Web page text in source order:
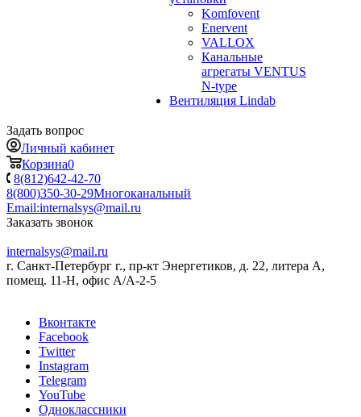
Komfovent
Enervent
VALLOX
Канальные
агрегаты VENTUS
N-type
Вентиляция Lindab
Задать вопрос
Личный кабинет
Корзина0
8(812)642-42-70
8(800)350-30-29Многоканальный
Email:internalsys@mail.ru
Заказать звонок
internalsys@mail.ru
г. Санкт-Петербург г., пр-кт Энергетиков, д. 22, литера А,
помещ. 11-Н, офис А/А-2-5
Вконтакте
Facebook
Twitter
Instagram
Telegram
YouTube
Одноклассники